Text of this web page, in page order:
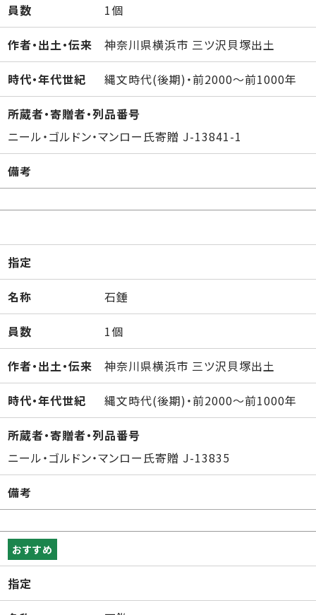
員数 1個
作者・出土・伝来 神奈川県横浜市 三ツ沢貝塚出土
時代・年代世紀 縄文時代(後期)・前2000～前1000年
所蔵者・寄贈者・列品番号
ニール・ゴルドン・マンロー氏寄贈 J-13841-1
備考
指定
名称 石錘
員数 1個
作者・出土・伝来 神奈川県横浜市 三ツ沢貝塚出土
時代・年代世紀 縄文時代(後期)・前2000～前1000年
所蔵者・寄贈者・列品番号
ニール・ゴルドン・マンロー氏寄贈 J-13835
備考
おすすめ
指定